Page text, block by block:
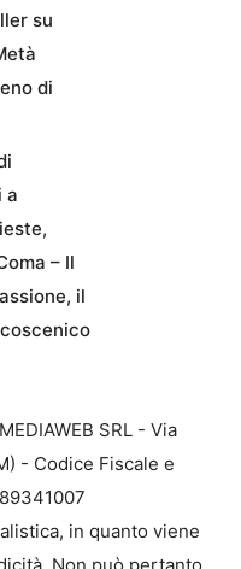
su
di
a
– Il
il
SRL - Via
- Codice Fiscale e
in quanto viene